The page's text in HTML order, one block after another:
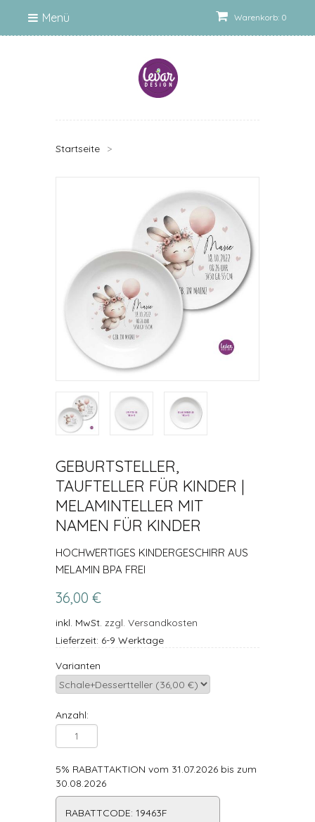
Warenkorb: 0
Menü
Startseite >
GEBURTSTELLER,
TAUFTELLER FÜR KINDER |
MELAMINTELLER MIT
NAMEN FÜR KINDER
HOCHWERTIGES KINDERGESCHIRR AUS
MELAMIN BPA FREI
36,00 €
inkl. MwSt. zzgl. Versandkosten
Lieferzeit: 6-9 Werktage
Varianten
Anzahl:
5% RABATTAKTION vom 31.07.2026 bis zum
30.08.2026
RABATTCODE: 19463F